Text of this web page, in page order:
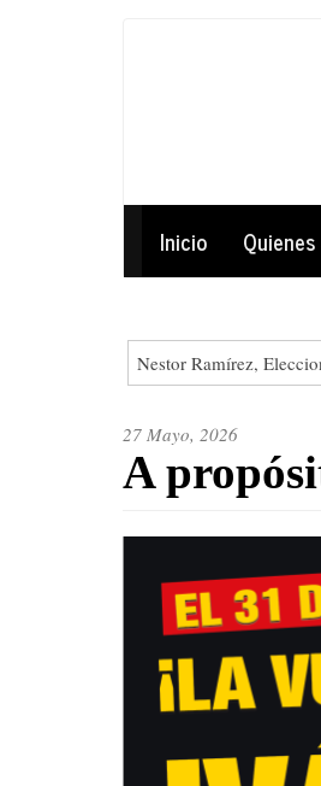
Navegación
principal
Inicio
Nestor Ramírez,
27 Mayo, 2026
A